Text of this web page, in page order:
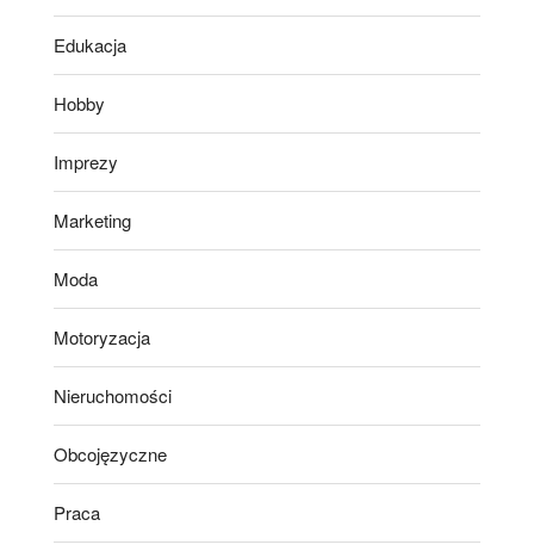
Edukacja
Hobby
Imprezy
Marketing
Moda
Motoryzacja
Nieruchomości
Obcojęzyczne
Praca